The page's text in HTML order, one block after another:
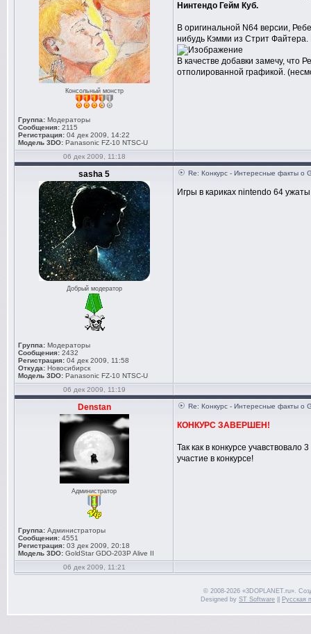
Консольный монстр
Группа: Модераторы
Сообщения: 2115
Регистрация: 04 дек 2009, 14:22
Модель 3DO: Panasonic FZ-10 NTSC-U
Нинтендо Гейм Куб.
В оригинальной N64 версии,
нибудь Кэмми из Стрит Файтера.
В качестве добавки замечу, что
отполированной графикой.
06 дек 2009, 11:18
sasha 5
Добрый модератор
Группа: Модераторы
Сообщения: 2432
Регистрация: 04 дек 2009, 11:58
Откуда: Новосибирск
Модель 3DO: Panasonic FZ-10 NTSC-U
Re: Конкурс - Интересные факты о
Игры в кариках nintendo 64
06 дек 2009, 11:19
Denstan
Администратор
Группа: Администраторы
Сообщения: 4551
Регистрация: 03 дек 2009, 20:18
Модель 3DO: GoldStar GDO-203P Alive II
Re: Конкурс - Интересные факты о
КОНКУРС ЗАВЕРШЕН!
Так как в конкурсе
участие в конкурсе!
06 дек 2009, 11:21
© 2008-2026 «3DOPLANET.ru».
Designed by ST Software Русская